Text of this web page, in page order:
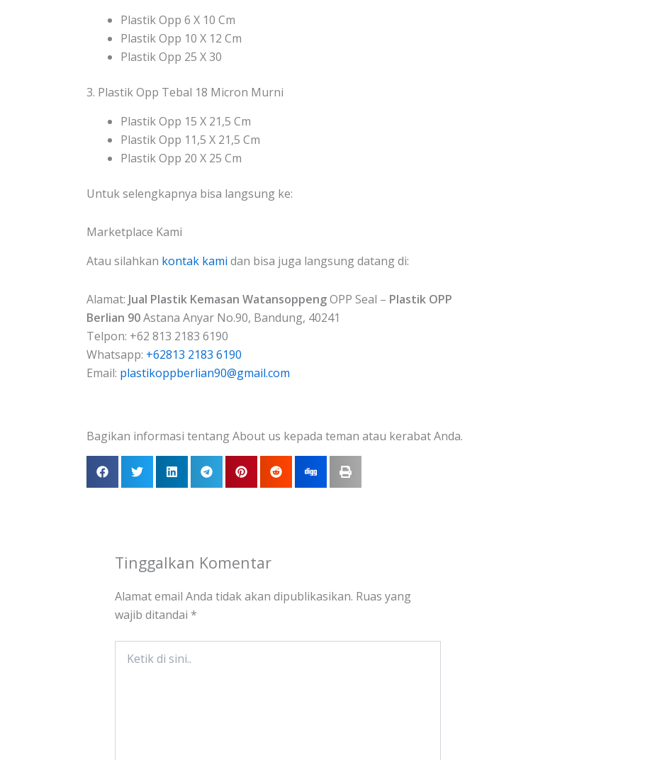
Plastik Opp 6 X 10 Cm
Plastik Opp 10 X 12 Cm
Plastik Opp 25 X 30
3. Plastik Opp Tebal 18 Micron Murni
Plastik Opp 15 X 21,5 Cm
Plastik Opp 11,5 X 21,5 Cm
Plastik Opp 20 X 25 Cm
Untuk selengkapnya bisa langsung ke:
Marketplace Kami
Atau silahkan kontak kami dan bisa juga langsung datang di:
Alamat: Jual Plastik Kemasan WatansoppengOPP Seal – Plastik OPP
Berlian 90Astana Anyar No.90, Bandung, 40241
Telpon: +62 813 2183 6190
Whatsapp: +62813 2183 6190
Email: plastikoppberlian90@gmail.com
Bagikan informasi tentang About us kepada teman atau kerabat Anda.
Tinggalkan Komentar
Alamat email Anda tidak akan dipublikasikan. Ruas yang
wajib ditandai *